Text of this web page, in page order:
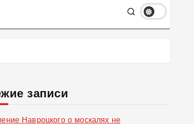
записи
Навроцкого о москалях не